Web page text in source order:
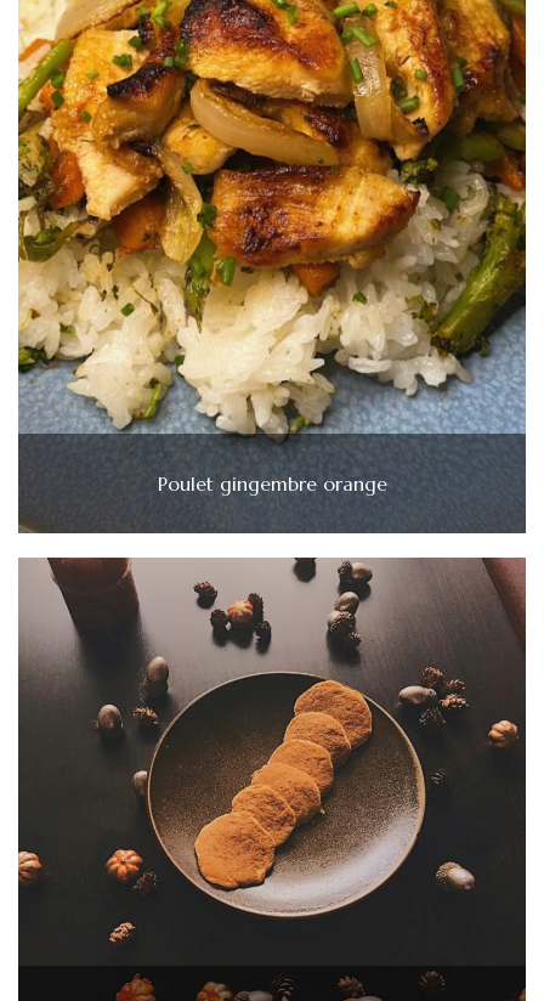
Poulet gingembre orange